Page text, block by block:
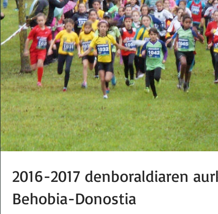
2016-2017 denboraldiaren
Behobia-Donostia